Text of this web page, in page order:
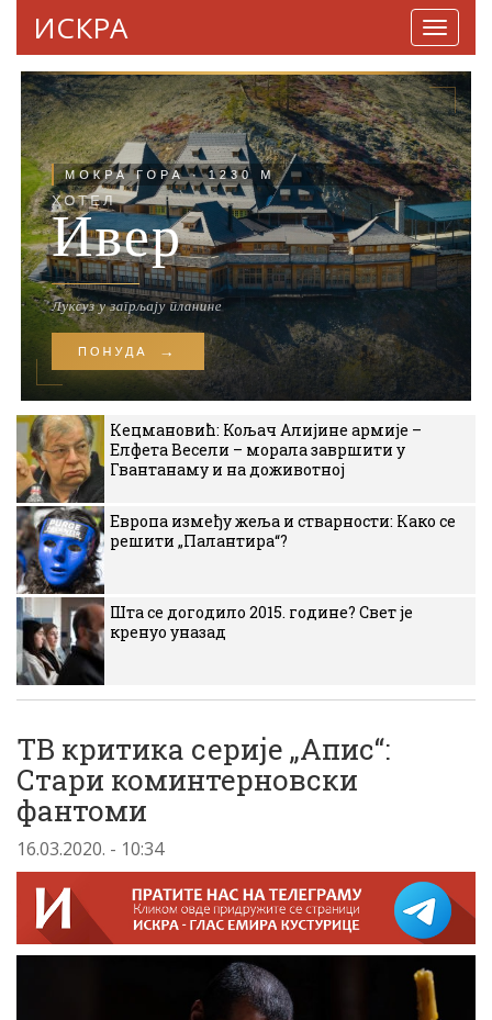
ИСКРА
Кецмановић: Кољач Алијине армије –
Елфета Весели – морала завршити у
Гвантанаму и на доживотној
Европа између жеља и стварности: Како се
решити „Палантира“?
Шта се догодило 2015. године? Свет је
кренуо уназад
ТВ критика серије „Апис“:
Стари коминтерновски
фантоми
16.03.2020. - 10:34